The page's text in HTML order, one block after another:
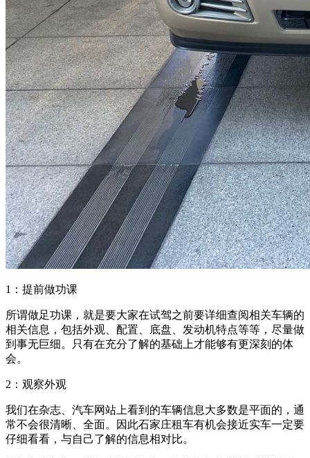
1：提前做功课
所谓做足功课，就是要大家在试驾之前要详细查阅相关车辆的
相关信息，包括外观、配置、底盘、发动机特点等等，尽量做
到事无巨细。只有在充分了解的基础上才能够有更深刻的体
会。
2：观察外观
我们在杂志、汽车网站上看到的车辆信息大多数是平面的，通
常不会很清晰、全面。因此石家庄租车有机会接近实车一定要
仔细看看，与自己了解的信息相对比。